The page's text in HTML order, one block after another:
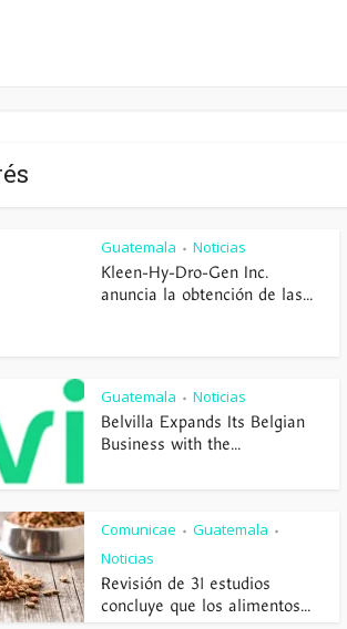
Guatemala • Noticias
Kleen-Hy-Dro-Gen Inc.
anuncia la obtención de las...
Guatemala • Noticias
Belvilla Expands Its Belgian
Business with the...
Comunicae • Guatemala •
Noticias
Revisión de 31 estudios
concluye que los alimentos...